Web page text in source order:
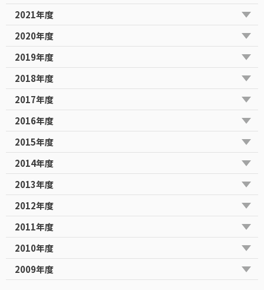
2021年度
2020年度
2019年度
2018年度
2017年度
2016年度
2015年度
2014年度
2013年度
2012年度
2011年度
2010年度
2009年度